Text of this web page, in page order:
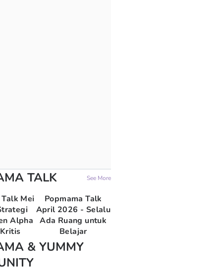
TALK See More
Mei
Alpha
Popmama Talk
April 2026 - Selalu
Ada Ruang untuk
Belajar
& YUMMY